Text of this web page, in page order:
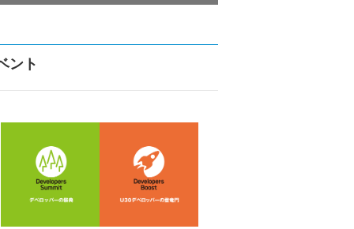
ント